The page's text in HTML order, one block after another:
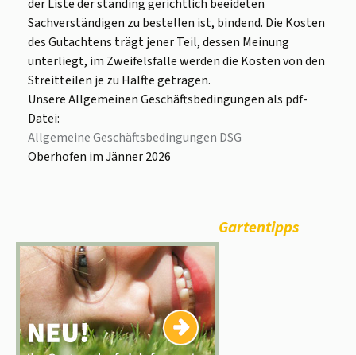
der Liste der ständing gerichtlich beeideten
Sachverständigen zu bestellen ist, bindend. Die Kosten
des Gutachtens trägt jener Teil, dessen Meinung
unterliegt, im Zweifelsfalle werden die Kosten von den
Streitteilen je zu Hälfte getragen.
Unsere Allgemeinen Geschäftsbedingungen als pdf-
Datei:
Allgemeine Geschäftsbedingungen DSG
Oberhofen im Jänner 2026
Gartentipps